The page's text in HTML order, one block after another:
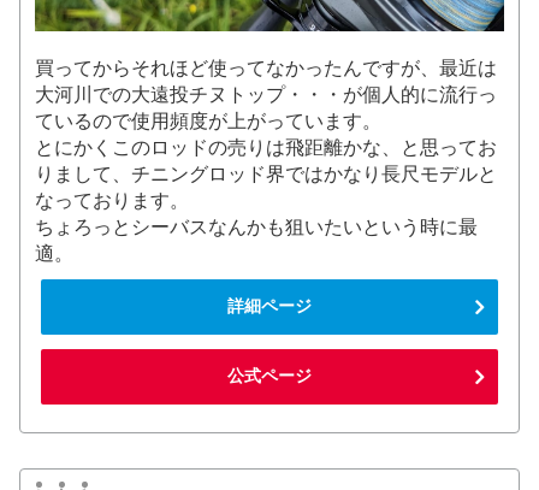
買ってからそれほど使ってなかったんですが、最近は
大河川での大遠投チヌトップ・・・が個人的に流行っ
ているので使用頻度が上がっています。
とにかくこのロッドの売りは飛距離かな、と思ってお
りまして、チニングロッド界ではかなり長尺モデルと
なっております。
ちょろっとシーバスなんかも狙いたいという時に最
適。
詳細ページ
公式ページ